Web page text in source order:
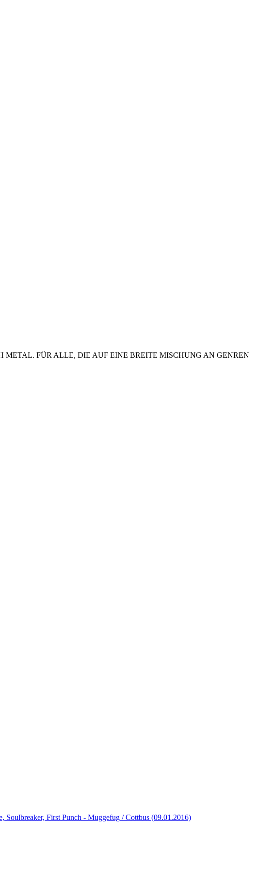
FÜR ALLE, DIE AUF EINE BREITE MISCHUNG AN GENREN
First Punch - Muggefug / Cottbus (09.01.2016)